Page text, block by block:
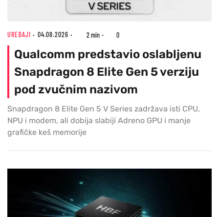
UREĐAJI 04.08.2026 2 min 0
Qualcomm predstavio oslabljenu
Snapdragon 8 Elite Gen 5 verziju
pod zvučnim nazivom
Snapdragon 8 Elite Gen 5 V Series zadržava isti CPU,
NPU i modem, ali dobija slabiji Adreno GPU i manje
grafičke keš memorije